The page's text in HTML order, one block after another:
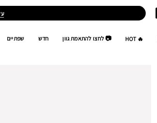
עלות
🔥 HOT 📷 לחצו להתאמת גוון חדש שפתיים